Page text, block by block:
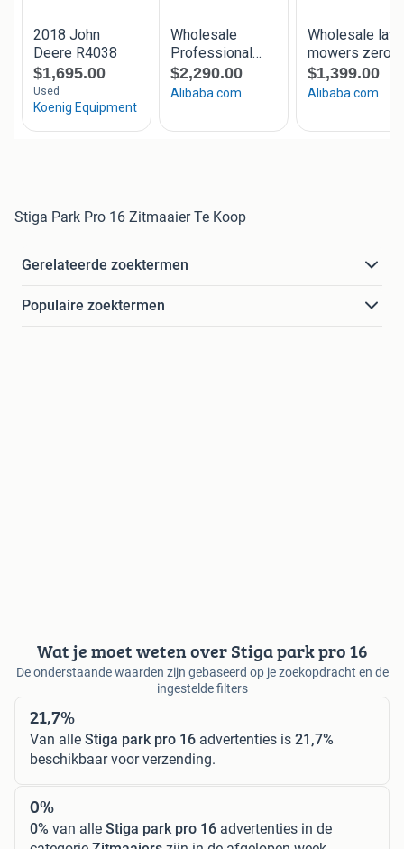
Stiga Park Pro 16 Zitmaaier Te Koop
Gerelateerde zoektermen
Populaire zoektermen
Wat je moet weten over Stiga park pro 16
De onderstaande waarden zijn gebaseerd op je zoekopdracht en de
ingestelde filters
21,7%
Van alle Stiga park pro 16 advertenties is 21,7%
beschikbaar voor verzending.
0%
0% van alle Stiga park pro 16 advertenties in de